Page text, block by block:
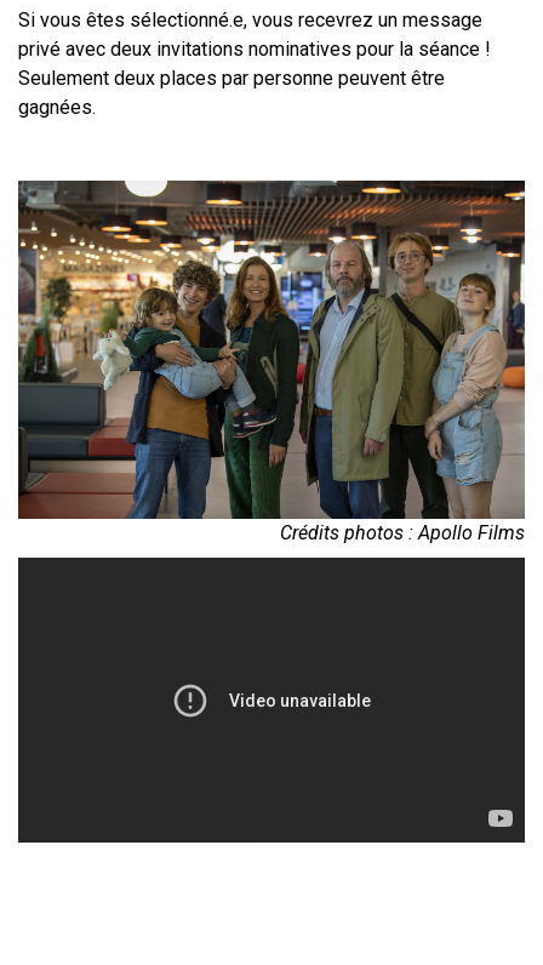
Si vous êtes sélectionné.e, vous recevrez un message
privé avec deux invitations nominatives pour la séance !
Seulement deux places par personne peuvent être
gagnées.
Crédits photos : Apollo Films